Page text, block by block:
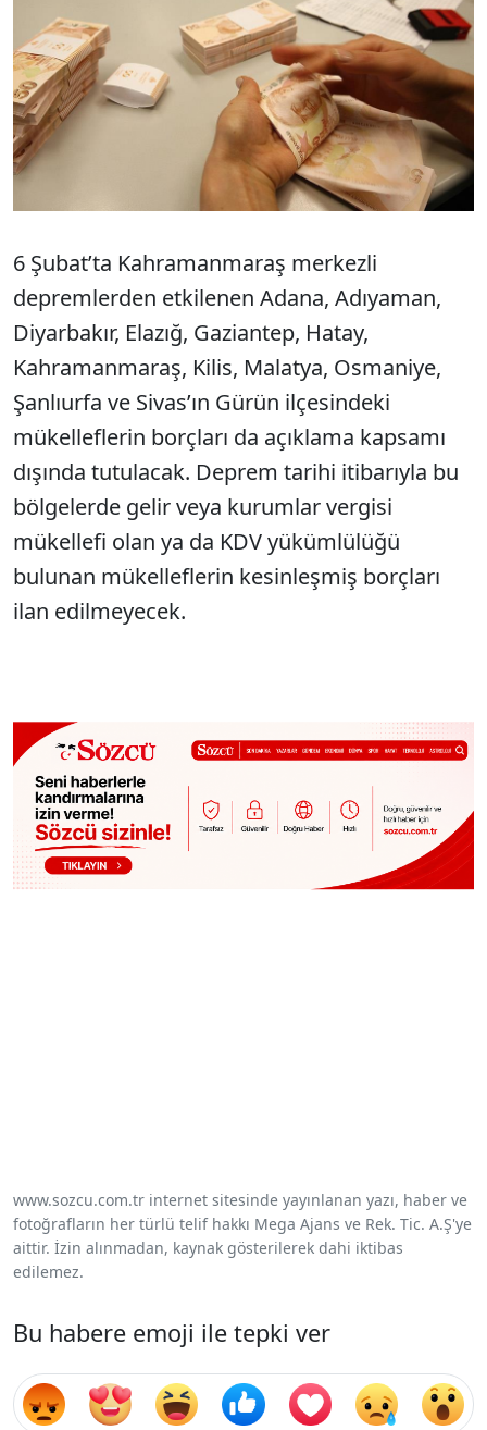
6 Şubat’ta Kahramanmaraş merkezli
depremlerden etkilenen Adana, Adıyaman,
Diyarbakır, Elazığ, Gaziantep, Hatay,
Kahramanmaraş, Kilis, Malatya, Osmaniye,
Şanlıurfa ve Sivas’ın Gürün ilçesindeki
mükelleflerin borçları da açıklama kapsamı
dışında tutulacak. Deprem tarihi itibarıyla bu
bölgelerde gelir veya kurumlar vergisi
mükellefi olan ya da KDV yükümlülüğü
bulunan mükelleflerin kesinleşmiş borçları
ilan edilmeyecek.
www.sozcu.com.tr internet sitesinde yayınlanan yazı, haber ve
fotoğrafların her türlü telif hakkı Mega Ajans ve Rek. Tic. A.Ş'ye
aittir. İzin alınmadan, kaynak gösterilerek dahi iktibas
edilemez.
Bu habere emoji ile tepki ver